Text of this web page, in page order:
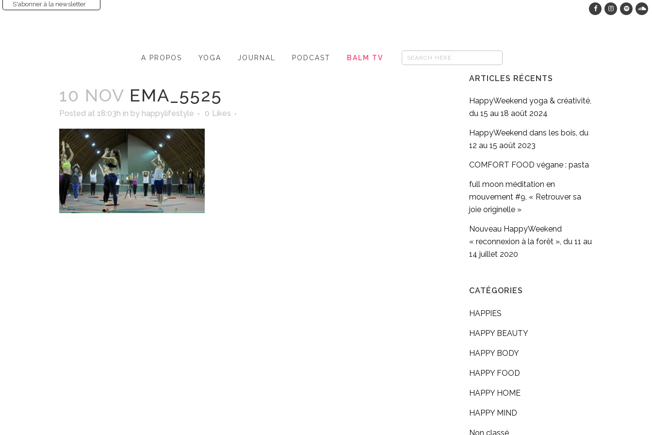
S'abonner à la newsletter
A PROPOS YOGA JOURNAL PODCAST BALM TV
10 NOV EMA_5525
Posted at 18:03h in by happylifestyle 0 Likes
ARTICLES RÉCENTS
HappyWeekend yoga & créativité,
du 15 au 18 août 2024
HappyWeekend dans les bois, du
12 au 15 août 2023
COMFORT FOOD végane : pasta
full moon méditation en
mouvement #9, « Retrouver sa
joie originelle »
Nouveau HappyWeekend
« reconnexion à la forêt », du 11 au
14 juillet 2020
CATÉGORIES
HAPPIES
HAPPY BEAUTY
HAPPY BODY
HAPPY FOOD
HAPPY HOME
HAPPY MIND
Non classé